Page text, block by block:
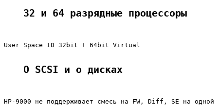
32 и 64 разрядные процессоры
User Space ID 32bit + 64bit Virtual
О SCSI и о дисках
HP-9000 не поддерживает смесь на FW, Diff, SE на одной